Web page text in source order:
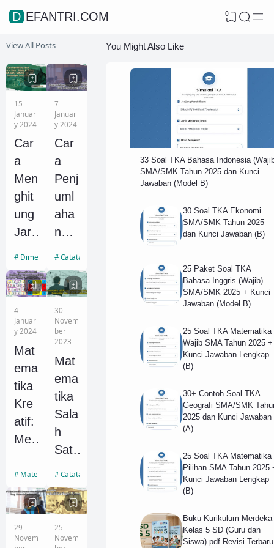
DEFANTRI.COM 0
View All Posts
15
Januar
y 2024
Car
a
Men
ghit
ung
Jara
Gari
s ke
s -
Bida
ng
ke
Bida
ng
dan
Pe
has
an
Soal
Lati
Dimensi Tiga
7
Januar
y 2024
Car
a
Penj
uml
aha
n
riks
dan
gura
nga
n
Mat
riks
Dile
ngk
api
mba
has
an
Soal
Catatan Matriks
4
Januar
y 2024
Mat
ema
tika
Kre
atif:
Me
ngk
ar
Rah
asia
Matematika Kreatif
30
Novem
ber
2023
Mat
ema
tika
Sala
h
Sat
Juru
san
g
Catatan Belajar
29
Novem
25
Novem
You Might Also Like
33 Soal TKA Bahasa Indonesia
SMA/SMK Tahun 2025 dan Kunci
Jawaban (Model B)
30 Soal TKA Ekonomi
SMA/SMK Tahun 2025
dan Kunci Jawaban (B)
25 Paket Soal TKA
Bahasa Inggris (Wajib)
SMA/SMK 2025 + Kunci
Jawaban (Model B)
25 Soal TKA Matematika
Wajib SMA Tahun 2025 +
Kunci Jawaban Lengkap
(B)
30+ Contoh Soal TKA
Geografi SMA/SMK
2025 dan Kunci Jawaban
(A)
25 Soal TKA Matematika
Pilihan SMA Tahun 2025
Kunci Jawaban Lengkap
(B)
Buku Kurikulum Merdeka
Kelas 5 SD (Guru dan
Siswa) pdf Revisi Terbaru